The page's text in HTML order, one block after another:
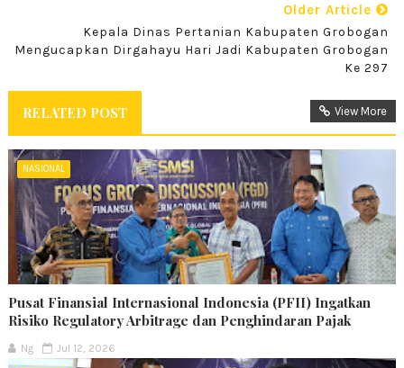
Older Article
Kepala Dinas Pertanian Kabupaten Grobogan
Mengucapkan Dirgahayu Hari Jadi Kabupaten Grobogan
Ke 297
RELATED POST View More
NASIONAL
Pusat Finansial Internasional Indonesia (PFII) Ingatkan
Risiko Regulatory Arbitrage dan Penghindaran Pajak
Ng Jul 12, 2026